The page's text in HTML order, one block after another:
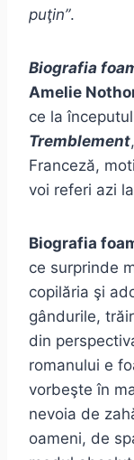
puţin”.
Biografia
Amelie
ce la
Tremblement
Franceză,
voi referi azi
Biografia
ce surprinde
copilăria şi
gândurile,
din
romanului e
vorbeşte în
nevoia de
oameni, de